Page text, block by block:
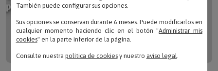
También puede configurar sus opciones.
Sus opciones se conservan durante 6 meses. Puede modificarlos en
cualquier momento haciendo clic en el botón "Administrar mis
cookies" en la parte inferior de la página.
Consulte nuestra política de cookiesy nuestro aviso legal.